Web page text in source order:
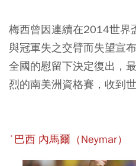
梅西曾因連續在2014世
與冠軍失之交臂而失望宣
全國的慰留下決定復出，
烈的南美洲資格賽，收到世
˙巴西 內馬爾（Neymar）